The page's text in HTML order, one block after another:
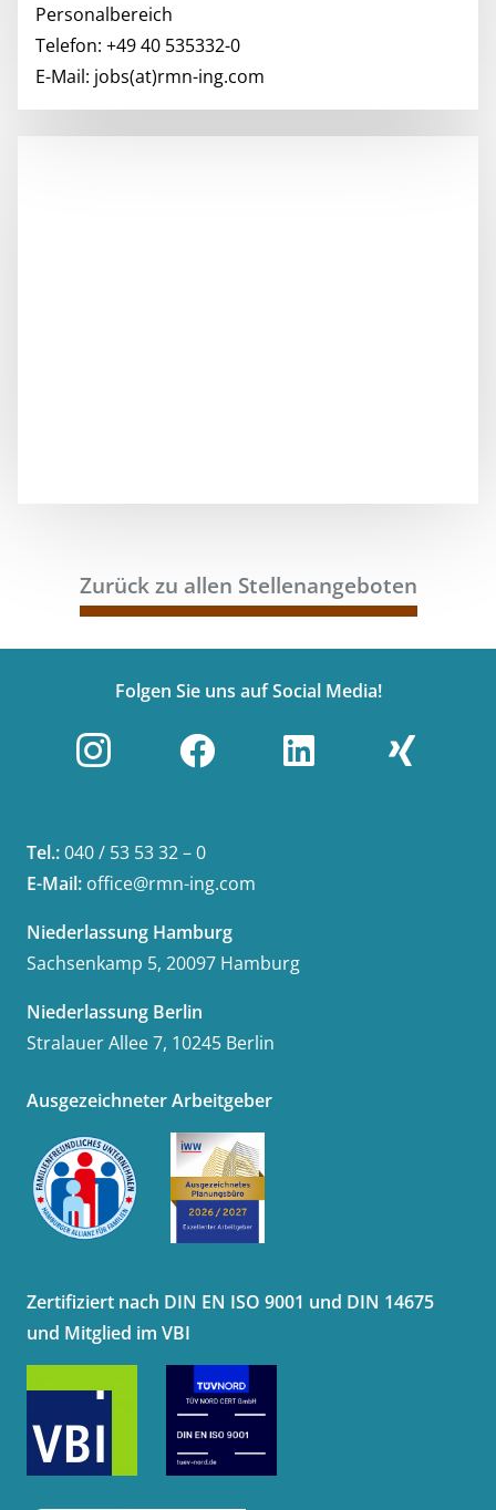
Personalbereich
Telefon: +49 40 535332-0
E-Mail: jobs(at)rmn-ing.com
Zurück zu allen Stellenangeboten
Folgen Sie uns auf Social Media!
Tel.:040 / 53 53 32 – 0
E-Mail: office@rmn-ing.com
Niederlassung Hamburg
Sachsenkamp 5, 20097 Hamburg
Niederlassung Berlin
Stralauer Allee 7, 10245 Berlin
Ausgezeichneter Arbeitgeber
Zertifiziert nach DIN EN ISO 9001 und DIN 14675
und Mitglied im VBI